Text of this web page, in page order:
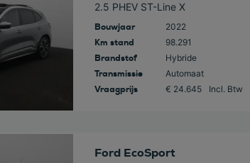
2.5 PHEV ST-Line X
Bouwjaar 2022
Km stand 98.291
Brandstof Hybride
Transmissie Automaat
Vraagprijs € 24.645 Incl. Btw
Ford EcoSport